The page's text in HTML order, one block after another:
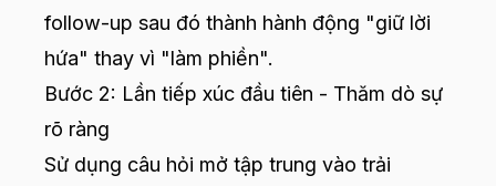
follow-up sau đó thành hành động "giữ lời
hứa" thay vì "làm phiền".
Bước 2: Lần tiếp xúc đầu tiên - Thăm dò sự
rõ ràng
Sử dụng câu hỏi mở tập trung vào trải